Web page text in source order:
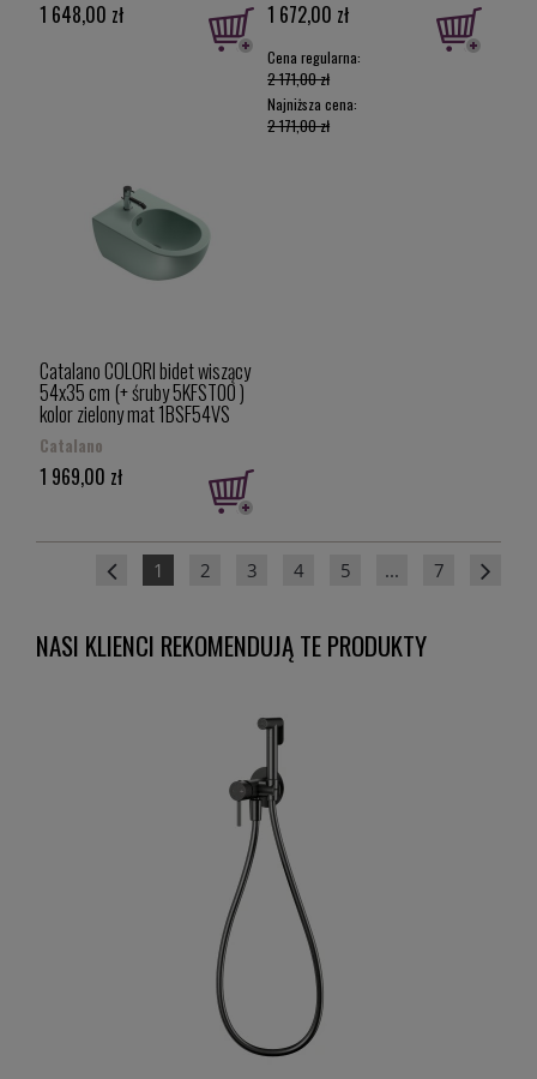
1 648,00 zł 1 672,00 zł
Cena regularna:
2 171,00 zł
Najniższa cena:
2 171,00 zł
Catalano COLORI bidet wiszący
54x35 cm (+ śruby 5KFST00 )
kolor zielony mat 1BSF54VS
Catalano
1 969,00 zł
1 2 3 4 5 ... 7
NASI KLIENCI REKOMENDUJĄ TE PRODUKTY